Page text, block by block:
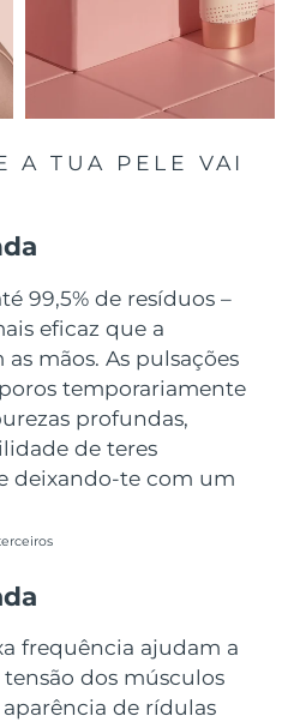
A TUA PELE VAI
99,5% de resíduos –
eficaz que a
mãos. As pulsações
temporariamente
profundas,
de teres
deixando-te com um
frequência ajudam a
dos músculos
aparência de rídulas
Entrega prevista8/13/26
Entrega prevista8/11/26
Entrega prevista 8/11/26
Entrega prevista
Entrega prevista8/11/26
Entrega prevista
Entrega prevista8/12/26